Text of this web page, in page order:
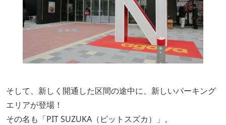
そして、新しく開通した区間の途中に、新しいパーキング
エリアが登場！
その名も「PIT SUZUKA（ピットスズカ）」。